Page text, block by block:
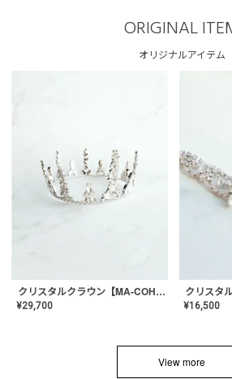
ORIGINAL
オリジナルアイテム
クリスタルクラウン【MA-COHD-01】韓国風クラウン/ウェディングクラウン/ティアラ
¥29,700 ¥16,500
View more